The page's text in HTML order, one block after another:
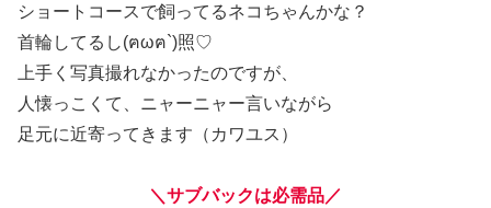
ショートコースで飼ってるネコちゃんかな？
首輪してるし(ฅωฅ`)照♡
上手く写真撮れなかったのですが、
人懐っこくて、ニャーニャー言いながら
足元に近寄ってきます（カワユス）
＼サブバックは必需品／